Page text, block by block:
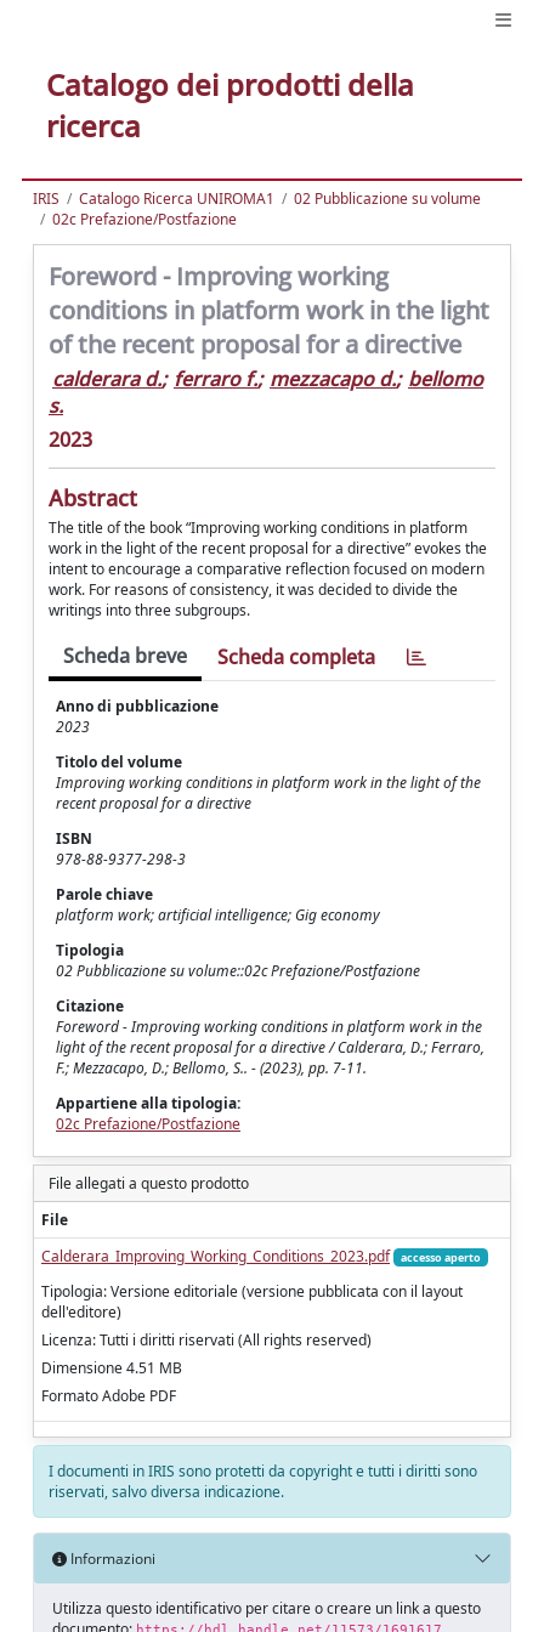
Catalogo dei prodotti della
ricerca
IRIS Catalogo Ricerca UNIROMA1
02 Pubblicazione su volume
02c Prefazione/Postfazione
Foreword - Improving working
conditions in platform work in the light
of the recent proposal for a directive
calderara d.; ferraro f.; mezzacapo d.; bellomo
s.
2023
Abstract
The title of the book “Improving working conditions in platform
work in the light of the recent proposal for a directive” evokes the
intent to encourage a comparative reflection focused on modern
work. For reasons of consistency, it was decided to divide the
writings into three subgroups.
Scheda breve Scheda completa
Anno di pubblicazione
2023
Titolo del volume
Improving working conditions in platform work in the light of the
recent proposal for a directive
ISBN
978-88-9377-298-3
Parole chiave
platform work; artificial intelligence; Gig economy
Tipologia
02 Pubblicazione su volume::02c Prefazione/Postfazione
Citazione
Foreword - Improving working conditions in platform work in the
light of the recent proposal for a directive / Calderara, D.; Ferraro,
F.; Mezzacapo, D.; Bellomo, S.. - (2023), pp. 7-11.
Appartiene alla tipologia:
02c Prefazione/Postfazione
File allegati a questo prodotto
File
Calderara_Improving_Working_Conditions_2023.pdf
accesso aperto
Tipologia: Versione editoriale (versione pubblicata con il layout
dell'editore)
Licenza: Tutti i diritti riservati (All rights reserved)
Dimensione 4.51 MB
Formato Adobe PDF
I documenti in IRIS sono protetti da copyright e tutti i diritti sono
riservati, salvo diversa indicazione.
Informazioni
Utilizza questo identificativo per citare o creare un link a questo